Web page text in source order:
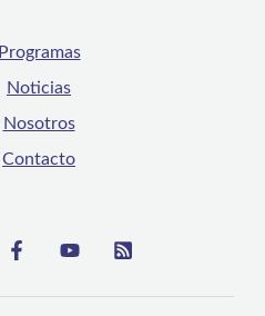
Programas
Noticias
Nosotros
Contacto